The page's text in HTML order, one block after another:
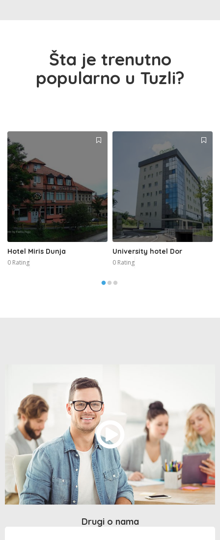
Šta je trenutno
popularno u Tuzli?
Hotel Miris Dunja
0 Rating
University hotel Dor
0 Rating
Drugi o nama